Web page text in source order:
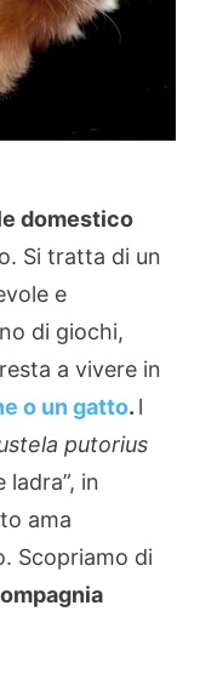
domestico
Si tratta di un
e
di giochi,
a vivere in
o un gatto. l
putorius
in
ama
Scopriamo di